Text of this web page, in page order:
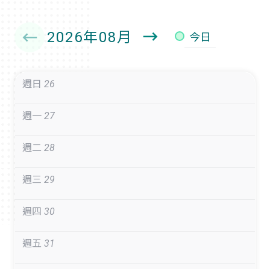
2026年08月 今日
週日 26
週一 27
週二 28
週三 29
週四 30
週五 31